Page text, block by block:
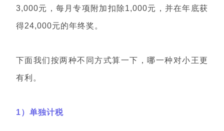
3,000元，每月专项附加扣除1,000元，并在年底获
得24,000元的年终奖。
下面我们按两种不同方式算一下，哪一种对小王更
有利。
1）单独计税